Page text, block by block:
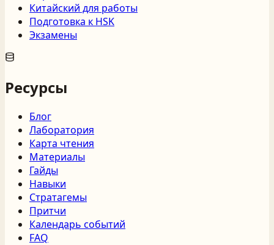
Китайский для работы
Подготовка к HSK
Экзамены
Ресурсы
Блог
Лаборатория
Карта чтения
Материалы
Гайды
Навыки
Стратагемы
Притчи
Календарь событий
FAQ